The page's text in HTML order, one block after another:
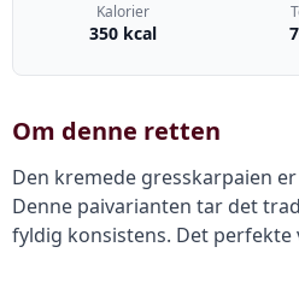
Kalorier
350 kcal
Om denne retten
Den kremede gresskarpaien
Denne paivarianten tar det
fyldig konsistens. Det